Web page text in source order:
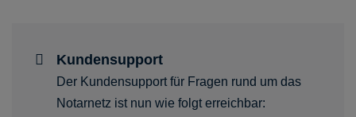
Kundensupport
Der Kundensupport für Fragen rund um das
Notarnetz ist nun wie folgt erreichbar: